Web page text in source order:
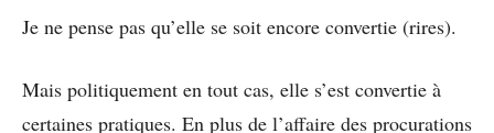
Je ne pense pas qu’elle se soit encore convertie (rires).
Mais politiquement en tout cas, elle s’est convertie à
certaines pratiques. En plus de l’affaire des procurations